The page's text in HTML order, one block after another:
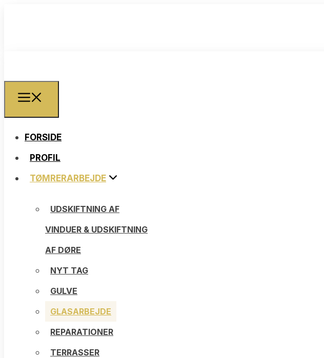
FORSIDE
PROFIL
TØMRERARBEJDE
UDSKIFTNING AF
VINDUER & UDSKIFTNING
AF DØRE
NYT TAG
GULVE
GLASARBEJDE
REPARATIONER
TERRASSER
FORSIDE
PROFIL
TØMRERARBEJDE
UDSKIFTNING AF
VINDUER & UDSKIFTNING
AF DØRE
NYT TAG
GULVE
GLASARBEJDE
REPARATIONER
TERRASSER